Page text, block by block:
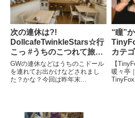
次の連休は?!
DollcafeTwinkleStars☆行
こっ #うちのこつれて旅に
でよ
GWの連休などはうちのこドール
を連れてお出かけなどされまし
た？かな？今回は昨年末...
“瞳”
カテ
「ア
【
暖々亭